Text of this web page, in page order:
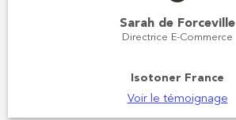
Sarah de Forceville
Directrice E-Commerce
Isotoner France
Voir le témoignage